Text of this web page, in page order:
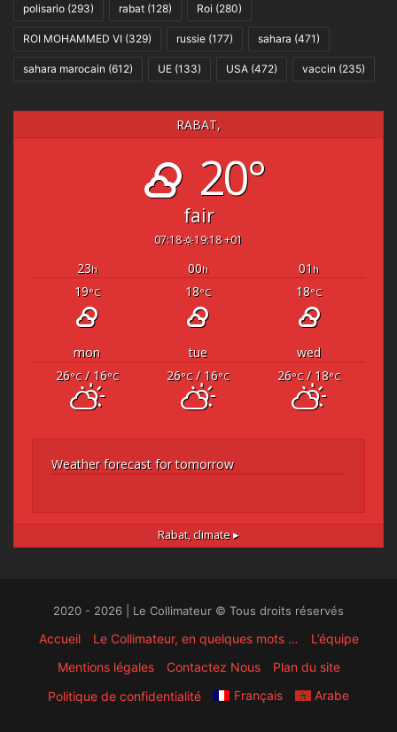
polisario (293) rabat (128) Roi (280)
ROI MOHAMMED VI (329) russie (177) sahara (471)
sahara marocain (612) UE (133) USA (472) vaccin (235)
RABAT,
20°
fair
07:18 19:18 +01
23h 00h 01 h
19°C 18°C 18°C
mon tue
wed
26°C/ 16°C 26°C/ 16°C 26°C/ 18°C
Weather forecast for tomorrow
Rabat, climate ▸
2020 - 2026 | Le Collimateur © Tous droits réservés
Accueil Le Collimateur, en quelques mots …
L’équipe
Mentions légales
Contactez Nous
Plan du site
Politique de confidentialité
Français Arabe